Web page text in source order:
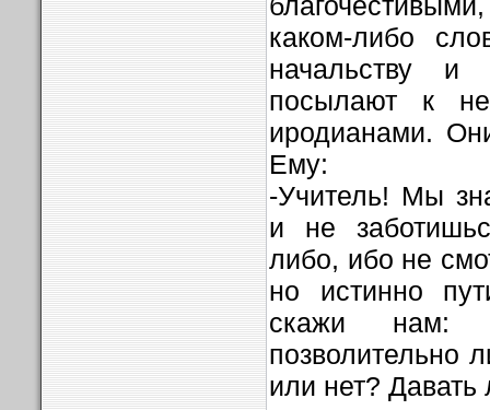
каком-либо
начальству и
посылают к
иродианами.
Ему:
-Учитель! Мы
и не
либо, ибо не
но истинно
скажи нам:
позволительно
или нет?